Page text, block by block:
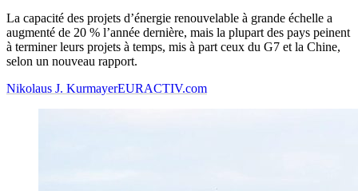
La capacité des projets d’énergie renouvelable à grande échelle a
augmenté de 20 % l’année dernière, mais la plupart des pays peinent
à terminer leurs projets à temps, mis à part ceux du G7 et la Chine,
selon un nouveau rapport.
Nikolaus J. KurmayerEURACTIV.com